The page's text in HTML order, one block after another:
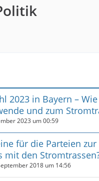
2023 in Bayern –
und zum
2023 um 00:59
für die Parteien
mit den
2018 um 14:56